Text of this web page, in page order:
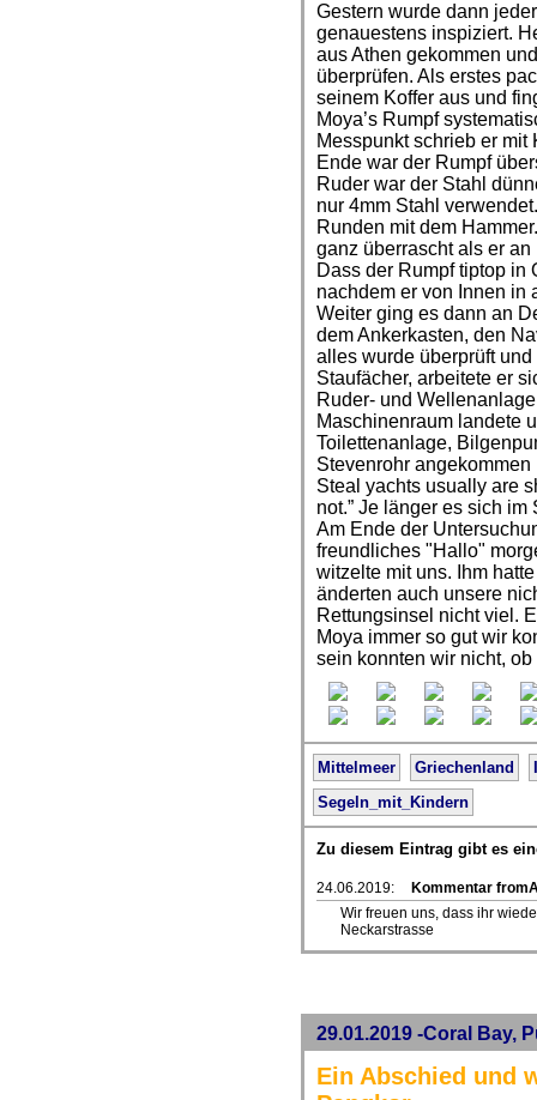
Gestern wurde dann
genauestens inspiziert.
aus Athen gekommen
überprüfen. Als erstes
seinem Koffer aus und
Moya’s Rumpf
Messpunkt schrieb er
Ende war der Rumpf
Ruder war der Stahl
nur 4mm Stahl
Runden mit dem
ganz überrascht als er
Dass der Rumpf tiptop in
nachdem er von Innen in
Weiter ging es dann an
dem Ankerkasten, den
alles wurde überprüft
Staufächer, arbeitete er
Ruder- und
Maschinenraum landete
Toilettenanlage,
Stevenrohr angekommen
Steal yachts usually are
not.” Je länger es sich
Am Ende der
freundliches "Hallo"
witzelte mit uns. Ihm
änderten auch unsere
Rettungsinsel nicht viel.
Moya immer so gut wir
sein konnten wir nicht,
Mittelmeer Griechenland
Segeln_mit_Kindern
Zu diesem Eintrag gibt es
24.06.2019:
Kommentar
Wir freuen uns, dass ihr
Neckarstrasse
29.01.2019 -Coral Bay,
Ein Abschied und